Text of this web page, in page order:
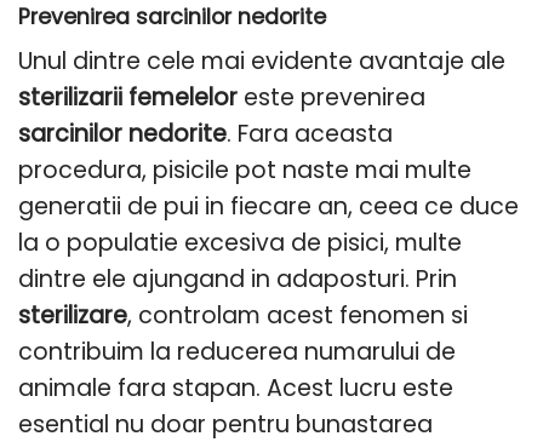
Prevenirea sarcinilor nedorite
Unul dintre cele mai evidente avantaje ale
sterilizarii femelelor este prevenirea
sarcinilor nedorite. Fara aceasta
procedura, pisicile pot naste mai multe
generatii de pui in fiecare an, ceea ce duce
la o populatie excesiva de pisici, multe
dintre ele ajungand in adaposturi. Prin
sterilizare, controlam acest fenomen si
contribuim la reducerea numarului de
animale fara stapan. Acest lucru este
esential nu doar pentru bunastarea